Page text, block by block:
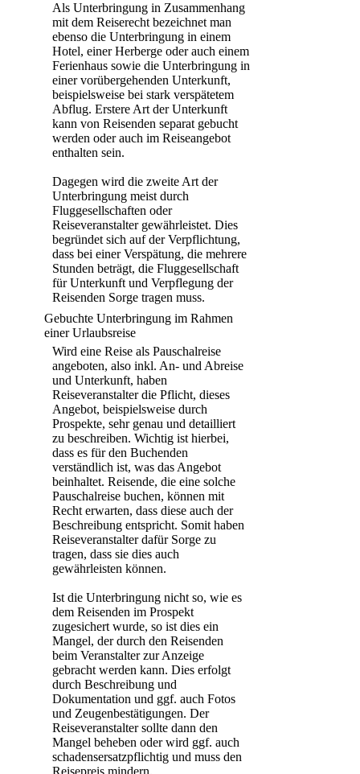
Als Unterbringung in Zusammenhang
mit dem Reiserecht bezeichnet man
ebenso die Unterbringung in einem
Hotel, einer Herberge oder auch einem
Ferienhaus sowie die Unterbringung in
einer vorübergehenden Unterkunft,
beispielsweise bei stark verspätetem
Abflug. Erstere Art der Unterkunft
kann von Reisenden separat gebucht
werden oder auch im Reiseangebot
enthalten sein.
Dagegen wird die zweite Art der
Unterbringung meist durch
Fluggesellschaften oder
Reiseveranstalter gewährleistet. Dies
begründet sich auf der Verpflichtung,
dass bei einer Verspätung, die mehrere
Stunden beträgt, die Fluggesellschaft
für Unterkunft und Verpflegung der
Reisenden Sorge tragen muss.
Gebuchte Unterbringung im Rahmen
einer Urlaubsreise
Wird eine Reise als Pauschalreise
angeboten, also inkl. An- und Abreise
und Unterkunft, haben
Reiseveranstalter die Pflicht, dieses
Angebot, beispielsweise durch
Prospekte, sehr genau und detailliert
zu beschreiben. Wichtig ist hierbei,
dass es für den Buchenden
verständlich ist, was das Angebot
beinhaltet. Reisende, die eine solche
Pauschalreise buchen, können mit
Recht erwarten, dass diese auch der
Beschreibung entspricht. Somit haben
Reiseveranstalter dafür Sorge zu
tragen, dass sie dies auch
gewährleisten können.
Ist die Unterbringung nicht so, wie es
dem Reisenden im Prospekt
zugesichert wurde, so ist dies ein
Mangel, der durch den Reisenden
beim Veranstalter zur Anzeige
gebracht werden kann. Dies erfolgt
durch Beschreibung und
Dokumentation und ggf. auch Fotos
und Zeugenbestätigungen. Der
Reiseveranstalter sollte dann den
Mangel beheben oder wird ggf. auch
schadensersatzpflichtig und muss den
Reisepreis mindern.